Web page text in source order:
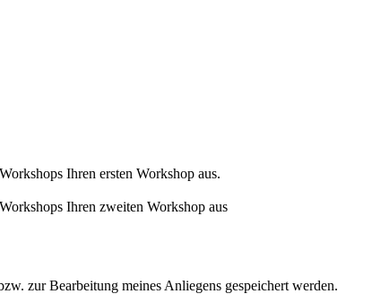
Ihren ersten Workshop aus.
Ihren zweiten Workshop aus
zur Bearbeitung meines Anliegens gespeichert werden.